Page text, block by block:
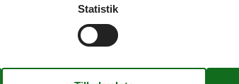
Statistik